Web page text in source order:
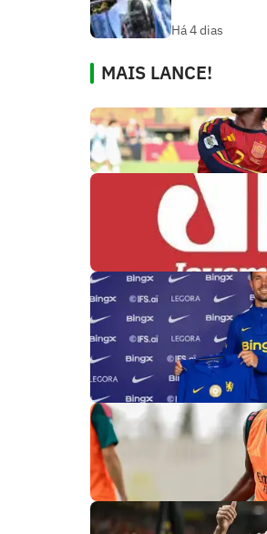
Há 4 dias
MAIS LANCE!